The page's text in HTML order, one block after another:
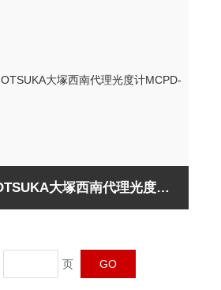
日本OTSUKA大塚西南代理光度计MCPD-9800
页